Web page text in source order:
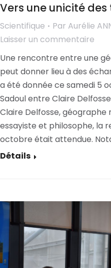
Vers une unicité
Scientifique Par Aurélie
Laisser un commentaire
Une rencontre entre une
peut donner lieu à des
a été donnée ce samedi 5
Sadoul entre Claire
Claire Delfosse, géographe
essayiste et philosophe, la
octobre était attendue.
Détails